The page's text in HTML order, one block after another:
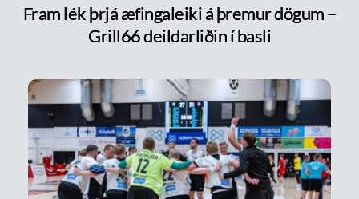
Fram lék þrjá æfingaleiki á þremur dögum –
Grill66 deildarliðin í basli